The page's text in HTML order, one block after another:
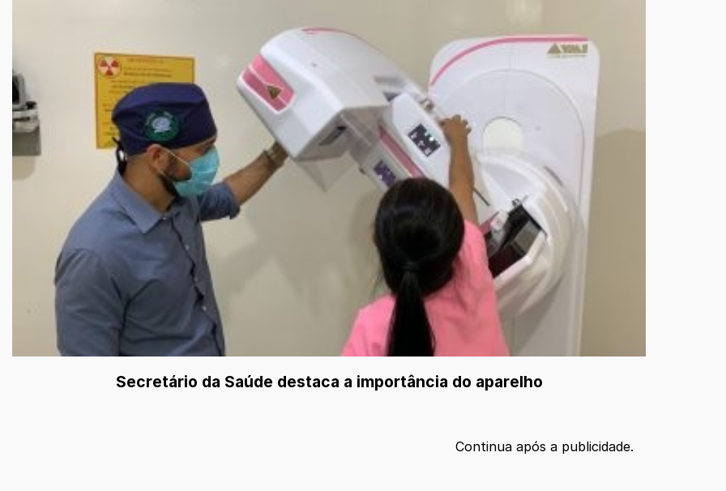
Secretário da Saúde destaca a importância do aparelho
Continua após a publicidade.